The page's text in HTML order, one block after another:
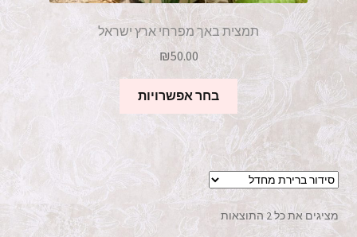
תמצית באך מפרחי ארץ ישראל
₪50.00
בחר אפשרויות
יש
ניתן
לבחור
מציגים את כל ⁦2⁩ התוצאות